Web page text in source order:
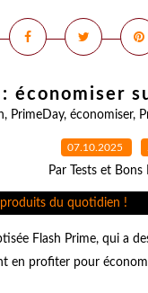
: économiser
, PrimeDay, économiser,
07.10.2025
Par Tests et Bons
Flash Prime, qui a
en profiter pour